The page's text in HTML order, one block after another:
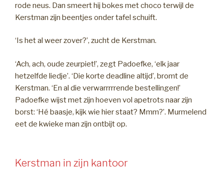
rode neus. Dan smeert hij bokes met choco terwijl de
Kerstman zijn beentjes onder tafel schuift.
‘Is het al weer zover?’, zucht de Kerstman.
‘Ach, ach, oude zeurpiet!’, zegt Padoefke, ‘elk jaar
hetzelfde liedje’. ‘Die korte deadline altijd’, bromt de
Kerstman. ‘En al die verwarrrrrende bestellingen!’
Padoefke wijst met zijn hoeven vol apetrots naar zijn
borst: ‘Hé baasje, kijk wie hier staat? Mmm?’. Murmelend
eet de kwieke man zijn ontbijt op.
Kerstman in zijn kantoor